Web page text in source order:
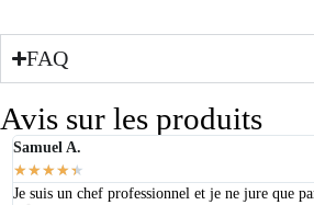
FAQ
Avis sur les produits
Samuel A.
★★★★★
Je suis un chef professionnel et je ne jure que